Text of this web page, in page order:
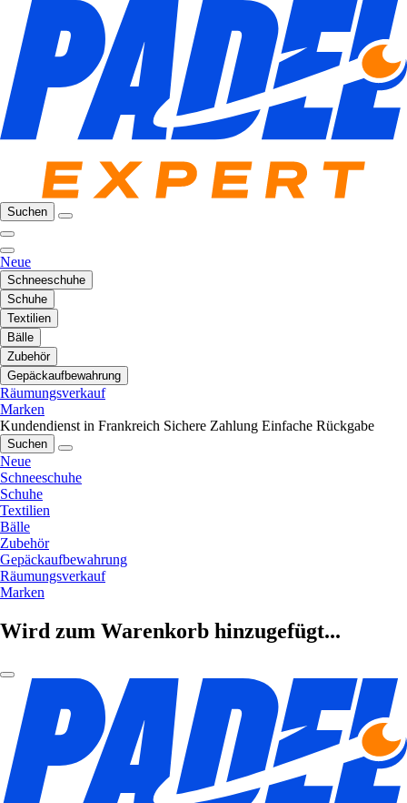
Suchen
Neue
Schneeschuhe
Schuhe
Textilien
Bälle
Zubehör
Gepäckaufbewahrung
Räumungsverkauf
Marken
Kundendienst in Frankreich Sichere Zahlung Einfache Rückgabe
Suchen
Neue
Schneeschuhe
Schuhe
Textilien
Bälle
Zubehör
Gepäckaufbewahrung
Räumungsverkauf
Marken
Wird zum Warenkorb hinzugefügt...